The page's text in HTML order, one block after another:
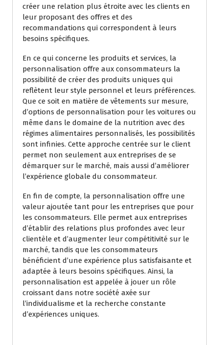
créer une relation plus étroite avec les clients en
leur proposant des offres et des
recommandations qui correspondent à leurs
besoins spécifiques.
En ce qui concerne les produits et services, la
personnalisation offre aux consommateurs la
possibilité de créer des produits uniques qui
reflètent leur style personnel et leurs préférences.
Que ce soit en matière de vêtements sur mesure,
d’options de personnalisation pour les voitures ou
même dans le domaine de la nutrition avec des
régimes alimentaires personnalisés, les possibilités
sont infinies. Cette approche centrée sur le client
permet non seulement aux entreprises de se
démarquer sur le marché, mais aussi d’améliorer
l’expérience globale du consommateur.
En fin de compte, la personnalisation offre une
valeur ajoutée tant pour les entreprises que pour
les consommateurs. Elle permet aux entreprises
d’établir des relations plus profondes avec leur
clientèle et d’augmenter leur compétitivité sur le
marché, tandis que les consommateurs
bénéficient d’une expérience plus satisfaisante et
adaptée à leurs besoins spécifiques. Ainsi, la
personnalisation est appelée à jouer un rôle
croissant dans notre société axée sur
l’individualisme et la recherche constante
d’expériences uniques.